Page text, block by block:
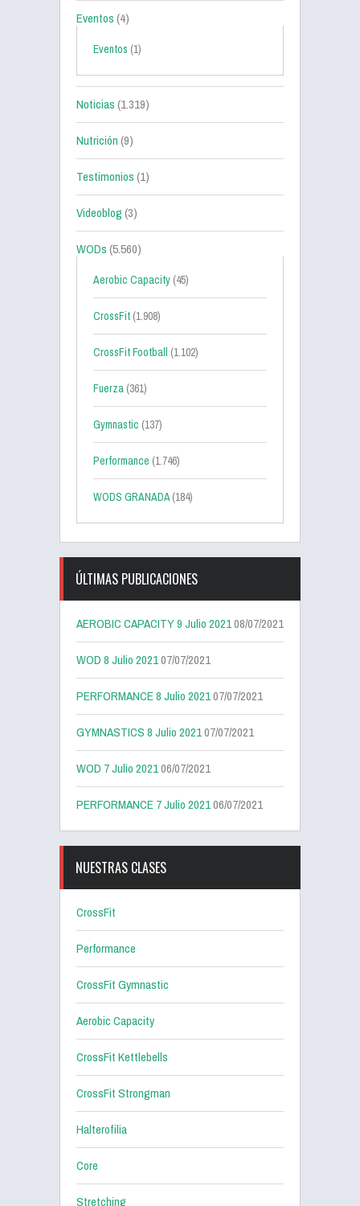
Eventos(4)
Eventos (1)
Noticias(1.319)
Nutrición(9)
Testimonios(1)
Videoblog(3)
WODs(5.560)
Aerobic Capacity (45)
CrossFit (1.908)
CrossFit Football (1.102)
Fuerza (361)
Gymnastic (137)
Performance (1.746)
WODS GRANADA(184)
ÚLTIMAS PUBLICACIONES
AEROBIC CAPACITY 9 Julio 202108/07/2021
WOD 8 Julio 202107/07/2021
PERFORMANCE 8 Julio 202107/07/2021
GYMNASTICS 8 Julio 202107/07/2021
WOD 7 Julio 202106/07/2021
PERFORMANCE 7 Julio 202106/07/2021
NUESTRAS CLASES
CrossFit
Performance
CrossFit Gymnastic
Aerobic Capacity
CrossFit Kettlebells
CrossFit Strongman
Halterofilia
Core
Stretching